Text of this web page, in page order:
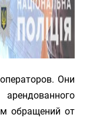
Они
обращений от